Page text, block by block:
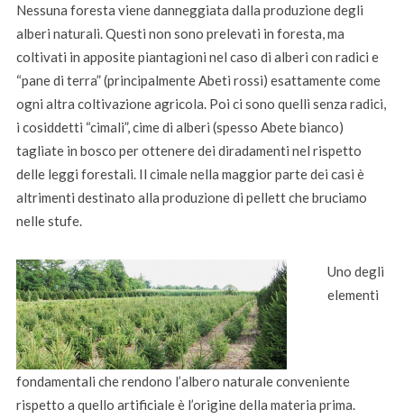
Nessuna foresta viene danneggiata dalla produzione degli
alberi naturali. Questi non sono prelevati in foresta, ma
coltivati in apposite piantagioni nel caso di alberi con radici e
“pane di terra” (principalmente Abeti rossi) esattamente come
ogni altra coltivazione agricola. Poi ci sono quelli senza radici,
i cosiddetti “cimali”, cime di alberi (spesso Abete bianco)
tagliate in bosco per ottenere dei diradamenti nel rispetto
delle leggi forestali. Il cimale nella maggior parte dei casi è
altrimenti destinato alla produzione di pellett che bruciamo
nelle stufe.
Uno degli
elementi
fondamentali che rendono l’albero naturale conveniente
rispetto a quello artificiale è l’origine della materia prima.